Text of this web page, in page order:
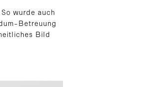
wurde auch
Betreuung
Bild